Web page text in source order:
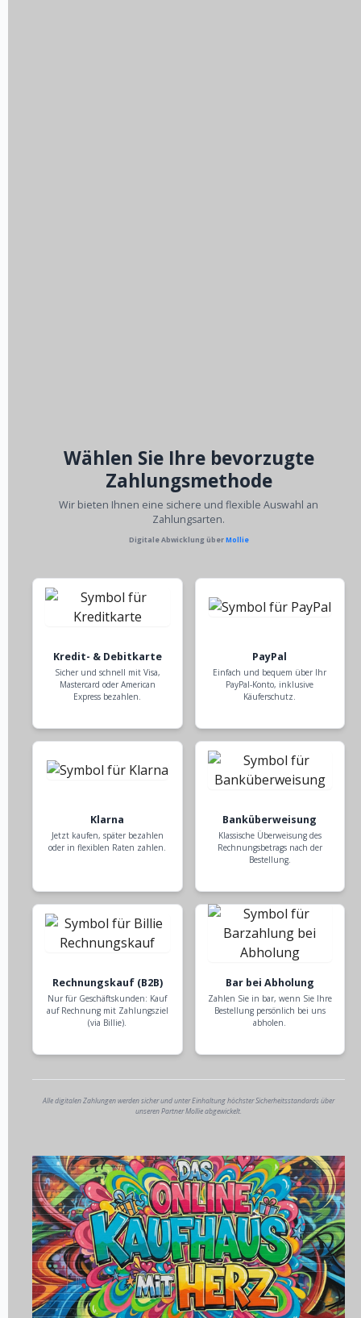
Wählen Sie Ihre bevorzugte
Zahlungsmethode
Wir bieten Ihnen eine sichere und flexible Auswahl an
Zahlungsarten.
Digitale Abwicklung überMollie
Kredit- & Debitkarte
Sicher und schnell mit Visa,
Mastercard oder American
Express bezahlen.
PayPal
Einfach und bequem über Ihr
PayPal-Konto, inklusive
Käuferschutz.
Klarna
Jetzt kaufen, später bezahlen
oder in flexiblen Raten zahlen.
Banküberweisung
Klassische Überweisung des
Rechnungsbetrags nach der
Bestellung.
Rechnungskauf (B2B)
Nur für Geschäftskunden: Kauf
auf Rechnung mit Zahlungsziel
(via Billie).
Bar bei Abholung
Zahlen Sie in bar, wenn Sie Ihre
Bestellung persönlich bei uns
abholen.
Alle digitalen Zahlungen werden sicher und unter Einhaltung höchster Sicherheitsstandards über
unseren Partner Mollie abgewickelt.